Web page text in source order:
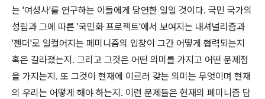
는 '여성사'를 연구하는 이들에게 당연한 일일 것이다. 국민 국가의
성립과 그에 따른 '국민화 프로젝트'에서 보여지는 내셔널리즘과
'젠더'로 일컬어지는 페미니즘의 입장이 그간 어떻게 협력되는지
혹은 갈라졌는지. 그리고 그것은 어떤 의미를 가지고 어떤 문제점
을 가지는지. 또 그것이 현재에 이르러 갖는 의미는 무엇이며 현재
의 우리는 어떻게 해야 하는지. 이런 문제들은 현재의 페미니즘 담